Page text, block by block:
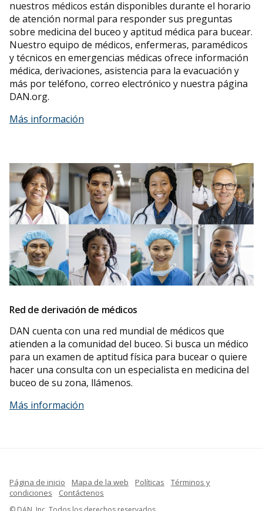
nuestros médicos están disponibles durante el horario
de atención normal para responder sus preguntas
sobre medicina del buceo y aptitud médica para bucear.
Nuestro equipo de médicos, enfermeras, paramédicos
y técnicos en emergencias médicas ofrece información
médica, derivaciones, asistencia para la evacuación y
más por teléfono, correo electrónico y nuestra página
DAN.org.
Más información
Red de derivación de médicos
DAN cuenta con una red mundial de médicos que
atienden a la comunidad del buceo. Si busca un médico
para un examen de aptitud física para bucear o quiere
hacer una consulta con un especialista en medicina del
buceo de su zona, llámenos.
Más información
Página de inicio Mapa de la web Políticas
Términos y
condiciones
Contáctenos